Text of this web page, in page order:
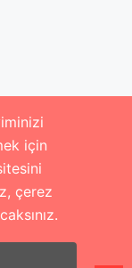
için
çerez